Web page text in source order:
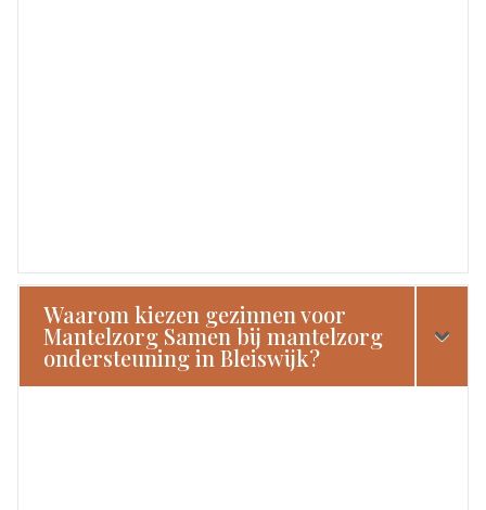
Waarom kiezen gezinnen voor
Mantelzorg Samen bij mantelzorg
ondersteuning in Bleiswijk?